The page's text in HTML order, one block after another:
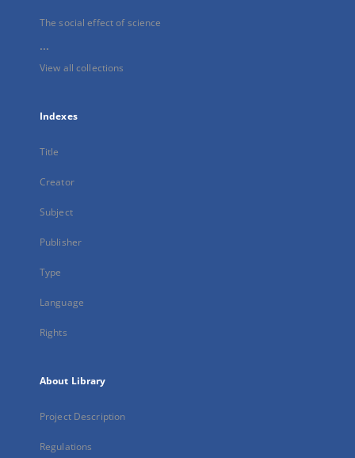
The social effect of science
...
View all collections
Indexes
Title
Creator
Subject
Publisher
Type
Language
Rights
About Library
Project Description
Regulations